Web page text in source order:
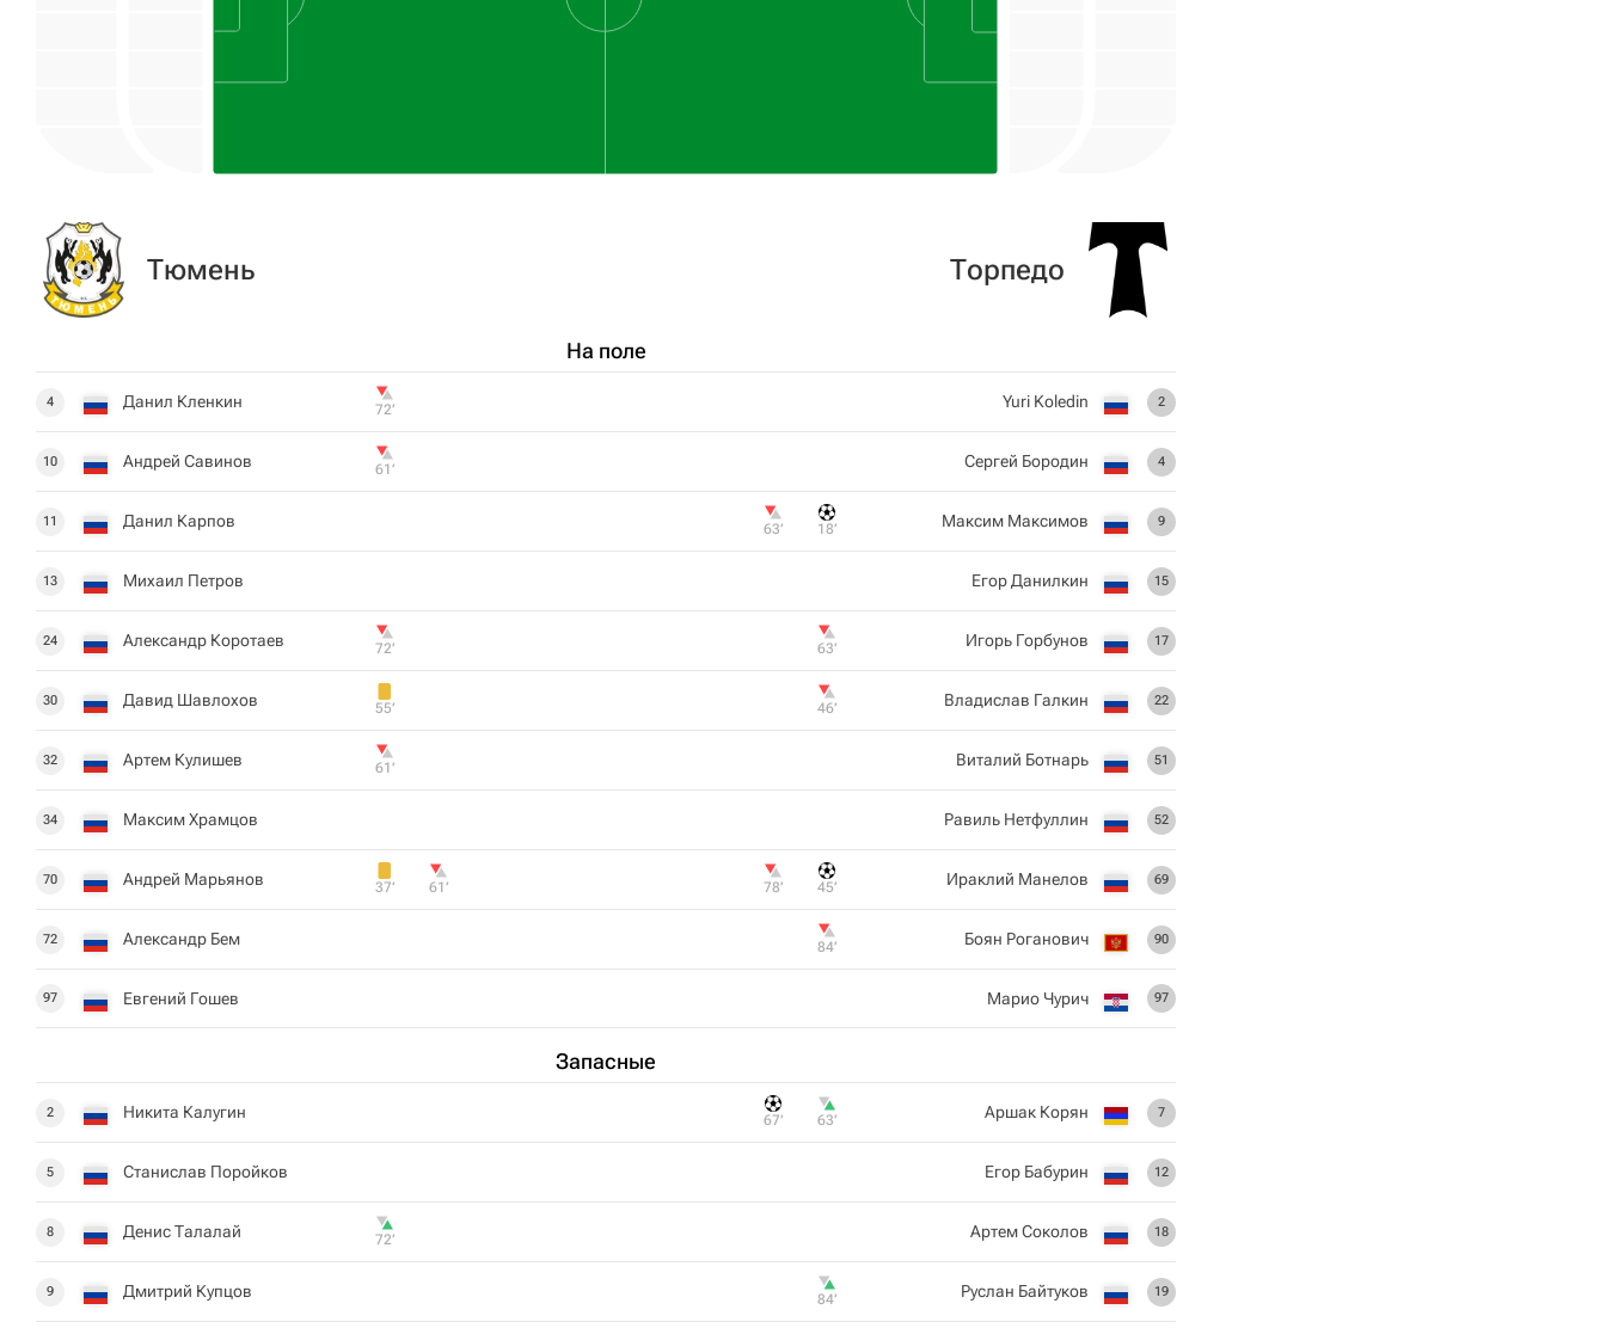
Тюмень
На поле
4 Данил Кленкин 72‎’‎
10 Андрей Савинов 61‎’‎
11 Данил Карпов
13 Михаил Петров
24 Александр Коротаев 72‎’‎
30 Давид Шавлохов 55‎’‎
32 Артем Кулишев 61‎’‎
34 Максим Храмцов
70 Андрей Марьянов 37‎’‎ 61‎’‎
72 Александр Бем
97 Евгений Гошев
Запасные
2 Никита Калугин
5 Станислав Поройков
8 Денис Талалай 72‎’‎
9 Дмитрий Купцов
Торпедо
2
Yuri Koledin
4
Сергей Бородин
9
Максим Максимов
18‎’‎
63‎’‎
15
Егор Данилкин
17
Игорь Горбунов
63‎’‎
22
Владислав Галкин
46‎’‎
51
Виталий Ботнарь
52
Равиль Нетфуллин
69
Ираклий Манелов
45‎’‎
78‎’‎
90
Боян Роганович
84‎’‎
97
Марио Чурич
7
Аршак Корян
63‎’‎
67‎’‎
12
Егор Бабурин
18
Артем Соколов
19
Руслан Байтуков
84‎’‎